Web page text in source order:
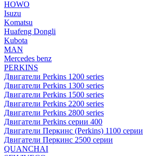
HOWO
Isuzu
Komatsu
Huafeng Dongli
Kubota
MAN
Mercedes benz
PERKINS
Двигатели Perkins 1200 series
Двигатели Perkins 1300 series
Двигатели Perkins 1500 series
Двигатели Perkins 2200 series
Двигатели Perkins 2800 series
Двигатели Perkins серии 400
Двигатели Перкинс (Perkins) 1100 серии
Двигатели Перкинс 2500 серии
QUANCHAI